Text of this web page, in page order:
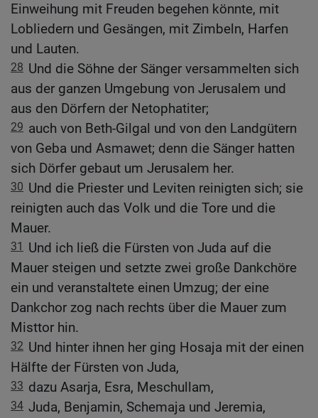
Einweihung mit Freuden begehen könnte, mit
Lobliedern und Gesängen, mit Zimbeln, Harfen
und Lauten.
28 Und die Söhne der Sänger versammelten sich
aus der ganzen Umgebung von Jerusalem und
aus den Dörfern der Netophatiter;
29 auch von Beth-Gilgal und von den Landgütern
von Geba und Asmawet; denn die Sänger hatten
sich Dörfer gebaut um Jerusalem her.
30 Und die Priester und Leviten reinigten sich; sie
reinigten auch das Volk und die Tore und die
Mauer.
31
Und ich ließ die Fürsten von Juda auf die
Mauer steigen und setzte zwei große Dankchöre
ein und veranstaltete einen Umzug; der eine
Dankchor zog nach rechts über die Mauer zum
Misttor hin.
32 Und hinter ihnen her ging Hosaja mit der einen
Hälfte der Fürsten von Juda,
33 dazu Asarja, Esra, Meschullam,
34 Juda, Benjamin, Schemaja und Jeremia,